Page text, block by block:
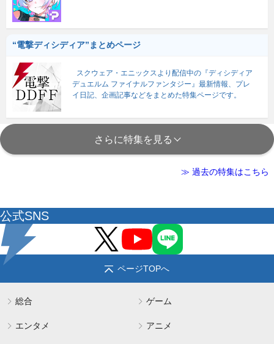
“電撃ディシディア”まとめページ
スクウェア・エニックスより配信中の『ディシディア
デュエルム ファイナルファンタジー』最新情報、プレ
イ日記、企画記事などをまとめた特集ページです。
さらに特集を見る
≫ 過去の特集はこちら
公式SNS
ページTOPへ
総合 ゲーム
エンタメ アニメ